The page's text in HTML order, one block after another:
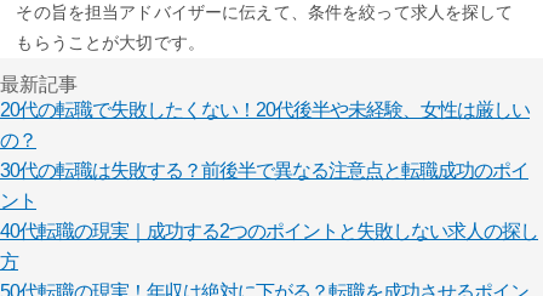
その旨を担当アドバイザーに伝えて、条件を絞って求人を探して
もらうことが大切です。
最新記事
20代の転職で失敗したくない！20代後半や未経験、女性は厳しい
の？
30代の転職は失敗する？前後半で異なる注意点と転職成功のポイ
ント
40代転職の現実｜成功する2つのポイントと失敗しない求人の探し
方
50代転職の現実！年収は絶対に下がる？転職を成功させるポイン